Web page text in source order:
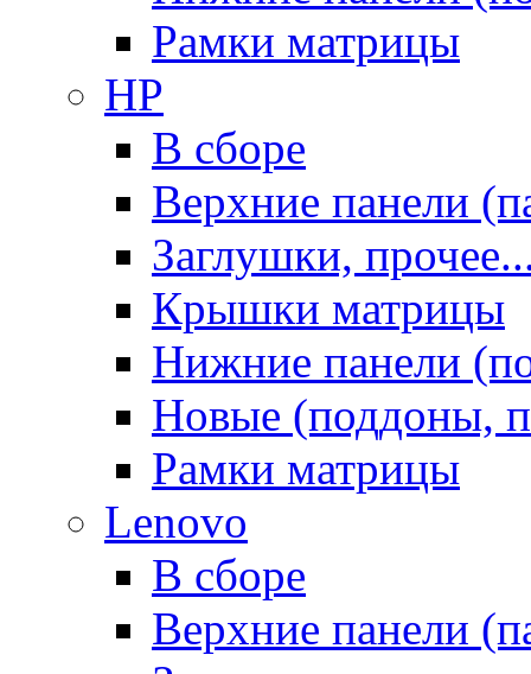
Рамки матрицы
HP
В сборе
Верхние панели
Заглушки,
Крышки матрицы
Нижние панели
Новые (поддоны,
Рамки матрицы
Lenovo
В сборе
Верхние панели